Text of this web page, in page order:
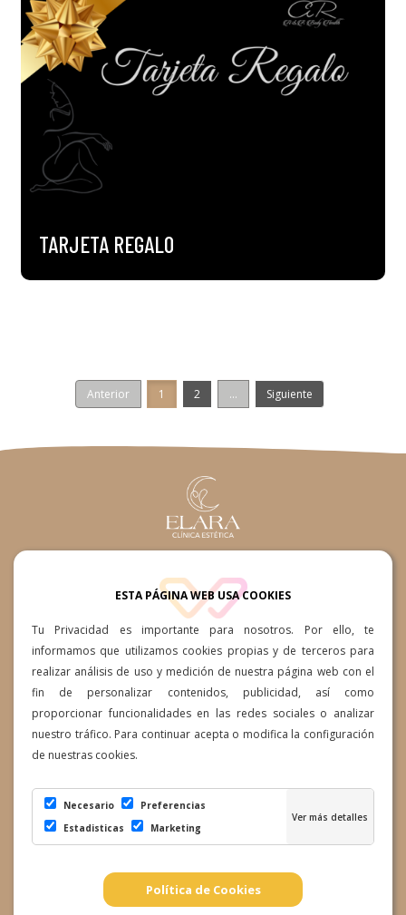
ESTA PÁGINA WEB USA COOKIES
Tu Privacidad es importante para nosotros. Por ello, te
informamos que utilizamos cookies propias y de terceros para
realizar análisis de uso y medición de nuestra página web con el
fin de personalizar contenidos, publicidad, así como
proporcionar funcionalidades en las redes sociales o analizar
nuestro tráfico. Para continuar acepta o modifica la configuración
de nuestras cookies.
Necesario
Preferencias
Estadisticas
Marketing
Política de Cookies
TARJETA REGALO
Anterior 1 2 ... Siguiente
660361015 / 660361015
Av. Ansite, 57-59, 35118 Cruce
de Arinaga, Las Palmas
info@clinicaesteticaelara.com
Lunes a Jueves: 10:00h a
19:00h Viernes 10:00h a 14:00h
Política de Privacidad|Política de Cancelación